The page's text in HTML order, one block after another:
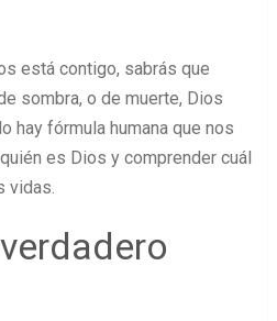
está contigo, sabrás que
sombra, o de muerte, Dios
hay fórmula humana que nos
es Dios y comprender cuál
vidas.